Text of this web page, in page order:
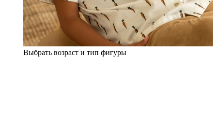
Выбрать возраст и тип фигуры